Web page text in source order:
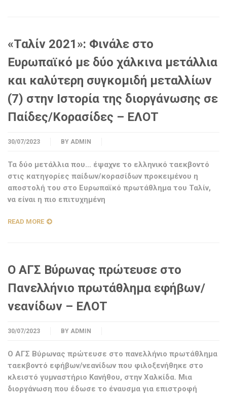
«Ταλίν 2021»: Φινάλε στο
Ευρωπαϊκό με δύο χάλκινα μετάλλια
και καλύτερη συγκομιδή μεταλλίων
(7) στην Ιστορία της διοργάνωσης σε
Παίδες/Κορασίδες – ΕΛΟΤ
30/07/2023 BY ADMIN
Τα δύο μετάλλια που… έψαχνε το ελληνικό ταεκβοντό
στις κατηγορίες παίδων/κορασίδων προκειμένου η
αποστολή του στο Ευρωπαϊκό πρωτάθλημα του Ταλίν,
να είναι η πιο επιτυχημένη
READ MORE
O ΑΓΣ Βύρωνας πρώτευσε στο
Πανελλήνιο πρωτάθλημα εφήβων/
νεανίδων – ΕΛΟΤ
30/07/2023 BY ADMIN
Ο ΑΓΣ Βύρωνας πρώτευσε στο πανελλήνιο πρωτάθλημα
ταεκβοντό εφήβων/νεανίδων που φιλοξενήθηκε στο
κλειστό γυμναστήριο Κανήθου, στην Χαλκίδα. Μια
διοργάνωση που έδωσε το έναυσμα για επιστροφή